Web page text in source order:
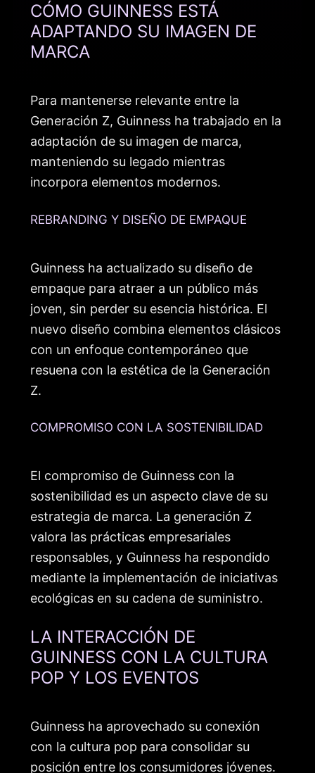
CÓMO GUINNESS ESTÁ
ADAPTANDO SU IMAGEN DE
MARCA
Para mantenerse relevante entre la
Generación Z, Guinness ha trabajado en la
adaptación de su imagen de marca,
manteniendo su legado mientras
incorpora elementos modernos.
REBRANDING Y DISEÑO DE EMPAQUE
Guinness ha actualizado su diseño de
empaque para atraer a un público más
joven, sin perder su esencia histórica. El
nuevo diseño combina elementos clásicos
con un enfoque contemporáneo que
resuena con la estética de la Generación
Z.
COMPROMISO CON LA SOSTENIBILIDAD
El compromiso de Guinness con la
sostenibilidad es un aspecto clave de su
estrategia de marca. La generación Z
valora las prácticas empresariales
responsables, y Guinness ha respondido
mediante la implementación de iniciativas
ecológicas en su cadena de suministro.
LA INTERACCIÓN DE
GUINNESS CON LA CULTURA
POP Y LOS EVENTOS
Guinness ha aprovechado su conexión
con la cultura pop para consolidar su
posición entre los consumidores jóvenes.